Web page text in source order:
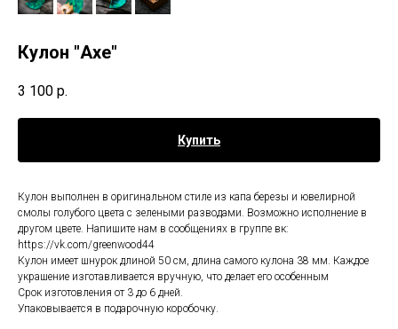
Кулон "Axe"
3 100 р.
Купить
Кулон выполнен в оригинальном стиле из капа березы и ювелирной
смолы голубого цвета с зелеными разводами. Возможно исполнение в
другом цвете. Напишите нам в сообщениях в группе вк:
https://vk.com/greenwood44
Кулон имеет шнурок длиной 50 см, длина самого кулона 38 мм. Каждое
украшение изготавливается вручную, что делает его особенным
Срок изготовления от 3 до 6 дней.
Упаковывается в подарочную коробочку.